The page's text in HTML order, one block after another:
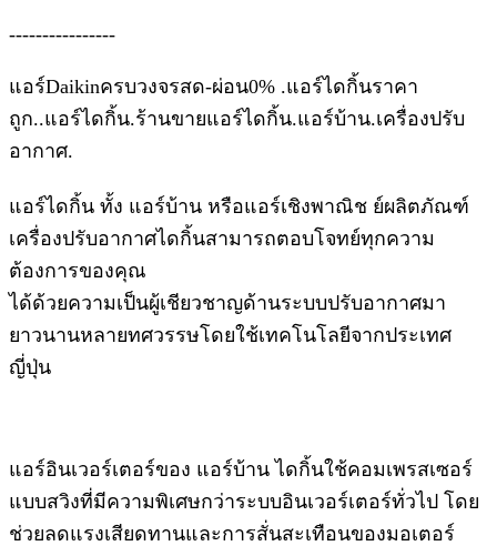
----------------
แอร์Daikinครบวงจรสด-ผ่อน0% .แอร์ไดกิ้นราคา
ถูก..แอร์ไดกิ้น.ร้านขายแอร์ไดกิ้น.แอร์บ้าน.เครื่องปรับ
อากาศ.
แอร์ไดกิ้น ทั้ง แอร์บ้าน หรือแอร์เชิงพาณิช ย์ผลิตภัณฑ์
เครื่องปรับอากาศไดกิ้นสามารถตอบโจทย์ทุกความ
ต้องการของคุณ
ได้ด้วยความเป็นผู้เชียวชาญด้านระบบปรับอากาศมา
ยาวนานหลายทศวรรษโดยใช้เทคโนโลยีจากประเทศ
ญี่ปุ่น
แอร์อินเวอร์เตอร์ของ แอร์บ้าน ไดกิ้นใช้คอมเพรสเซอร์
แบบสวิงที่มีความพิเศษกว่าระบบอินเวอร์เตอร์ทั่วไป โดย
ช่วยลดแรงเสียดทานและการสั่นสะเทือนของมอเตอร์